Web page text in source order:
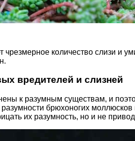
количество слизи и
вредителей и слизней
к разумным существам, и
брюхоногих
их разумность, но и не